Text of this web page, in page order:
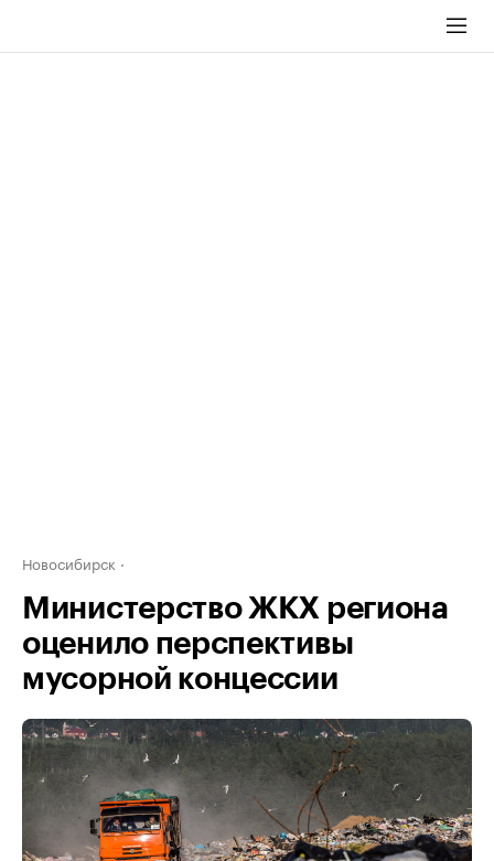
Новосибирск
Министерство ЖКХ региона
оценило перспективы
мусорной концессии